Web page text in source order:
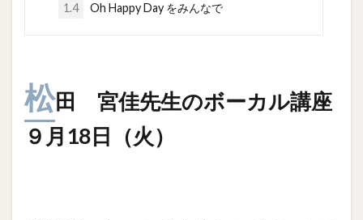
1.4 Oh Happy Day をみんなで
松田 宮佳先生のボーカル講座
９月18日（火）